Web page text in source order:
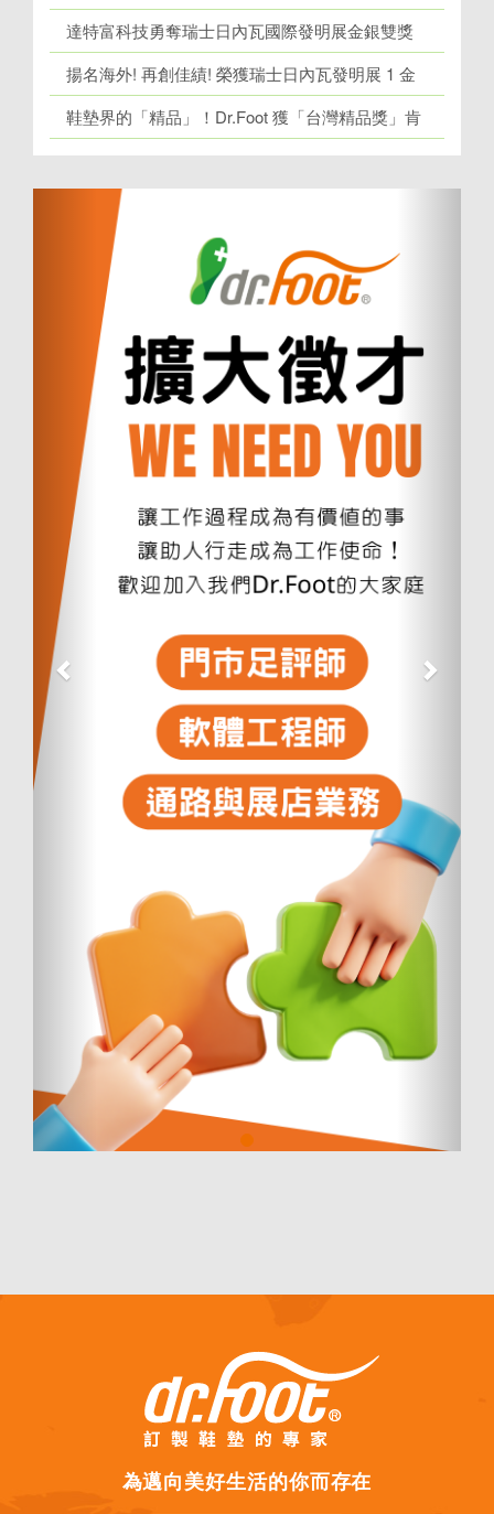
達特富科技勇奪瑞士日內瓦國際發明展金銀雙獎
揚名海外! 再創佳績! 榮獲瑞士日內瓦發明展 1 金
牌、1 銀牌
鞋墊界的「精品」！Dr.Foot 獲「台灣精品獎」肯
定！
為邁向美好生活的你而存在